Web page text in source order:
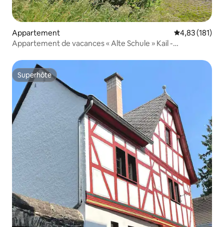
Appartement Évaluation
4,83 (181)
Appartement de vacances « Alte Schule » Kail -
Superhôte
Superhôte